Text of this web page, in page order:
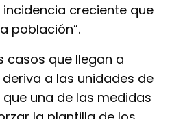
creciente que
población”.
casos que llegan a
a las unidades de
una de las medidas